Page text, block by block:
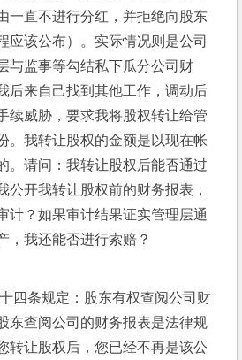
一直不进行分红，并拒绝向股东
应该公布）。实际情况则是公司
与监事等勾结私下瓜分公司财
后来自己找到其他工作，调动后
续威胁，要求我将股权转让给管
。我转让股权的金额是以现在帐
。请问：我转让股权后能否通过
公开我转让股权前的财务报表，
计？如果审计结果证实管理层通
，我还能否进行索赔？
四条规定：股东有权查阅公司财
东查阅公司的财务报表是法律规
转让股权后，您已经不再是该公